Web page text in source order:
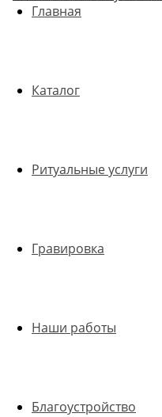
Главная
Каталог
Ритуальные услуги
Гравировка
Наши работы
Благоустройство